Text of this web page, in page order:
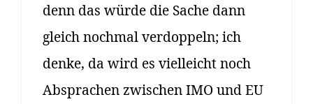
denn das würde die Sache dann
gleich nochmal verdoppeln; ich
denke, da wird es vielleicht noch
Absprachen zwischen IMO und EU